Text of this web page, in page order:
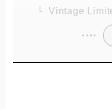
Vintage